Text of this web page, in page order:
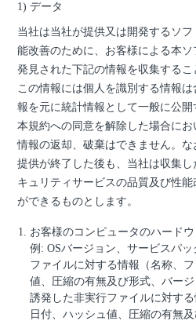
1) データ
当社は当社が提供又は開発するソ
能改善のために、お客様による本
発見された下記の情報を収集するこ
この情報には個人を識別する情報
報を元に統計情報として一般に公開
本規約への同意を解除した場合に
情報の返却、破棄はできません。
提供が終了した後も、当社は収集
キュリティサービスの品質及び性
ができるものとします。
お客様のコンピュータのハード
例: OSバージョン、サービスパ
ファイルに対する情報（名称、
値、圧縮の有無及び形式、バー
誘発した非実行ファイルに対す
日付、ハッシュ値、圧縮の有無